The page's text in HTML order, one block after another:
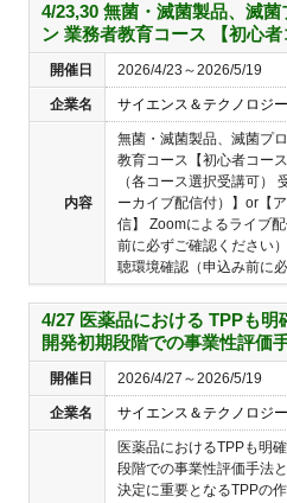
4/23,30 無菌・滅菌製品、滅
ン 業務者教育コース 【初心
開催日 2026/4/23～2026/5/19
企業名 サイエンス＆テクノロジ
内容
無菌・滅菌製品、滅菌プ
教育コース【初心者コー
（各コース選択受講可）
ーカイブ配信付）】or【
信】 Zoomによるライブ
前に必ずご確認ください
聴環境確認（申込み前に
4/27 医薬品における TPPも
開発初期段階での事業性評価
開催日 2026/4/27～2026/5/19
企業名 サイエンス＆テクノロジ
医薬品におけるTPPも明
段階での事業性評価手法
決定に重要となるTPPの